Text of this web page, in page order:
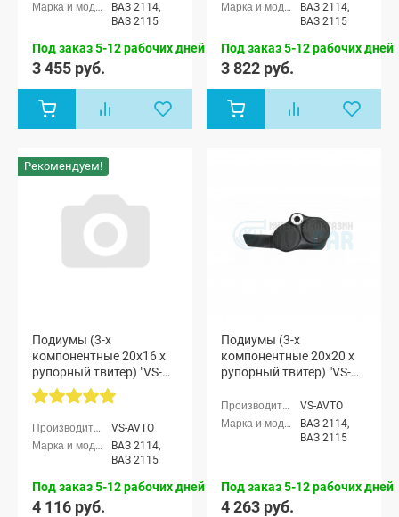
ВАЗ 2114,
ВАЗ 2115
Под заказ 5-12 рабочих дней
3 455 руб.
ВАЗ 2114,
ВАЗ 2115
Под заказ 5-12 рабочих дней
3 822 руб.
Рекомендуем!
Подиумы (3-х
компонентные 20x16 x
рупорный твитер) "VS-
avto" ВАЗ 2114-15
VS-AVTO
ВАЗ 2114,
ВАЗ 2115
Под заказ 5-12 рабочих дней
4 116 руб.
Подиумы (3-х
компонентные 20x20 x
рупорный твитер) "VS-
VS-AVTO
ВАЗ 2114,
ВАЗ 2115
Под заказ 5-12 рабочих дней
4 263 руб.